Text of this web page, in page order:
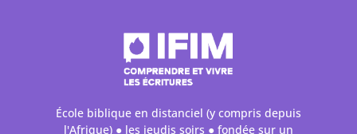
École biblique en distanciel (y compris depuis
l'Afrique) ● les jeudis soirs ● fondée sur un